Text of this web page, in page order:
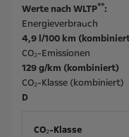
Werte nach WLTP**:
Energieverbrauch
4,9 l/100 km
CO₂-Emissionen
129 g/km (kombiniert)
CO₂-Klasse (kombiniert)
D
CO₂-Klasse